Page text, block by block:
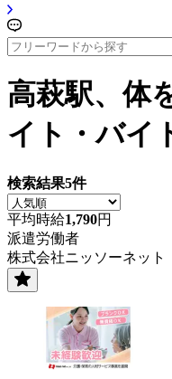
高萩駅、体
イト・バイ
検索結果5件
平均時給1,790円
派遣労働者
株式会社ニッソーネッ